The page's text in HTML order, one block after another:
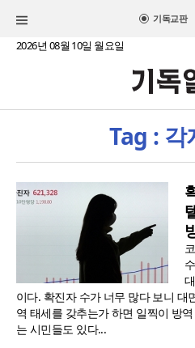
기독교판
2026년 08월 10일 월요일
Tag : 각
이다. 확진자 수가 너무 많다 보니 대
역 태세를 갖추는가 하면 일찍이 방
는 시민들도 있다...